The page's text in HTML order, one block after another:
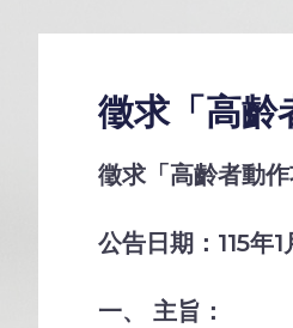
徵求「高齡
徵求「高齡者動
公告日期：115年1
一、 主旨：